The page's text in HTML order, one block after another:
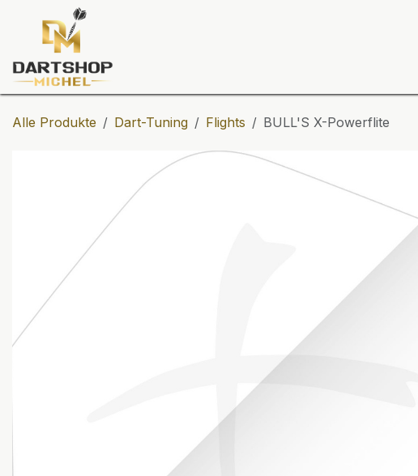
Zum Inhalt springen
Alle Produkte Dart-Tuning Flights BULL'S X-Powerflite